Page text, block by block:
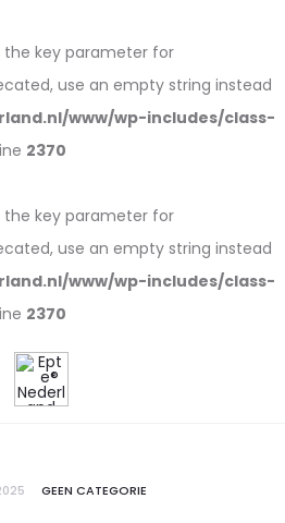
the key parameter for
use an empty string instead
www/wp-includes/class-
2370
the key parameter for
use an empty string instead
www/wp-includes/class-
2370
GEEN CATEGORIE